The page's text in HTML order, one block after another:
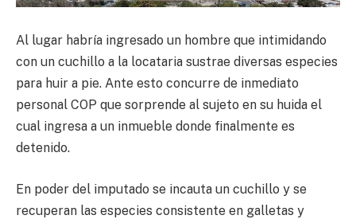
Al lugar habría ingresado un hombre que intimidando
con un cuchillo a la locataria sustrae diversas especies
para huir a pie. Ante esto concurre de inmediato
personal COP que sorprende al sujeto en su huida el
cual ingresa a un inmueble donde finalmente es
detenido.
En poder del imputado se incauta un cuchillo y se
recuperan las especies consistente en galletas y